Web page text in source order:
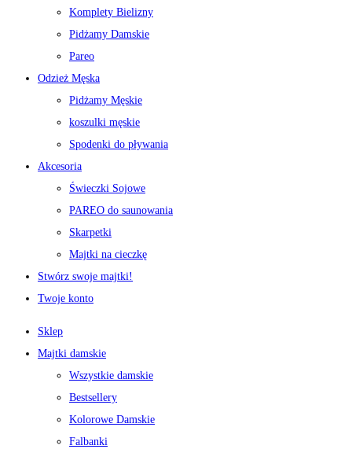
Komplety Bielizny
Pidżamy Damskie
Pareo
Odzież Męska
Pidżamy Męskie
koszulki męskie
Spodenki do pływania
Akcesoria
Świeczki Sojowe
PAREO do saunowania
Skarpetki
Majtki na cieczkę
Stwórz swoje majtki!
Twoje konto
Sklep
Majtki damskie
Wszystkie damskie
Bestsellery
Kolorowe Damskie
Falbanki